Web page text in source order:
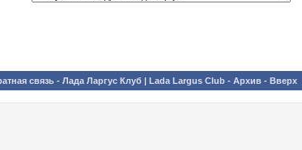
связь - Лада Ларгус Клуб | Lada Largus Club - Архив - Вверх